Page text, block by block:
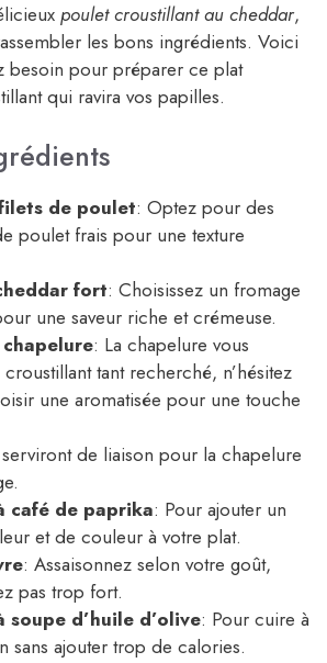
poulet croustillant au cheddar,
les bons ingrédients. Voici
besoin pour préparer ce plat
qui ravira vos papilles.
de poulet: Optez pour des
poulet frais pour une texture
fort: Choisissez un fromage
une saveur riche et crémeuse.
: La chapelure vous
tant recherché, n’hésitez
une aromatisée pour une touche
de liaison pour la chapelure
café de paprika: Pour ajouter un
et de couleur à votre plat.
: Assaisonnez selon votre goût,
pas trop fort.
soupe d’huile d’olive: Pour cuire à
sans ajouter trop de calories.